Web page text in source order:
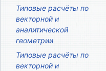
Типовые расчёты по
векторной и
аналитической
геометрии
Типовые расчёты по
векторной и